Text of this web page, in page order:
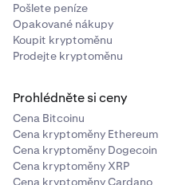
Pošlete peníze
Opakované nákupy
Koupit kryptoměnu
Prodejte kryptoměnu
Prohlédněte si ceny
Cena Bitcoinu
Cena kryptoměny Ethereum
Cena kryptoměny Dogecoin
Cena kryptoměny XRP
Cena kryptoměny Cardano